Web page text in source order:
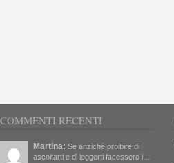
COMMENTI RECENTI
Martina: Se anziché proibire di
ascoltarti e di leggerti facessero i…